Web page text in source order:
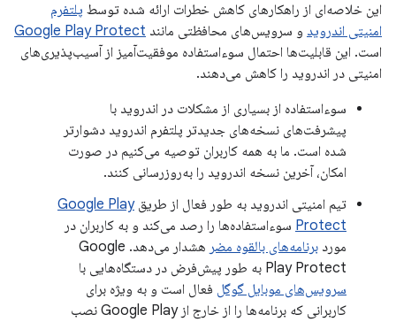
این خلاصه‌ای از راهکارهای کاهش خطرات ارائه شده توسط پلتفرم
امنیتی اندروید و سرویس‌های محافظتی مانند Google Play Protect
است. این قابلیت‌ها احتمال سوءاستفاده موفقیت‌آمیز از آسیب‌پذیری‌های
امنیتی در اندروید را کاهش می‌دهند.
سوءاستفاده از بسیاری از مشکلات در اندروید با
پیشرفت‌های نسخه‌های جدیدتر پلتفرم اندروید دشوارتر
شده است. ما به همه کاربران توصیه می‌کنیم در صورت
امکان، آخرین نسخه اندروید را به‌روزرسانی کنند.
تیم امنیتی اندروید به طور فعال از طریقGoogle Play
Protect سوءاستفاده‌ها را رصد می‌کند و به کاربران در
مورد برنامه‌های بالقوه مضر
هشدار می‌دهد. Google
Play Protect به طور پیش‌فرض در دستگاه‌هایی با
سرویس‌های موبایل گوگل فعال است و به ویژه برای
کاربرانی که برنامه‌ها را از خارج از Google Play نصب